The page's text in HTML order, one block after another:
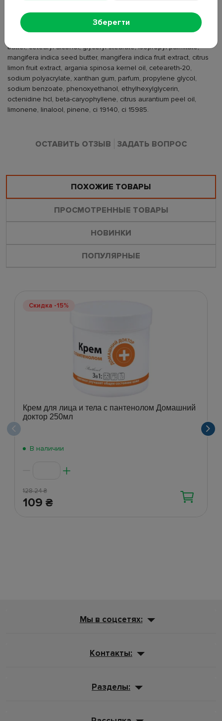
Страна производства: Украина;
butter, cetearyl alcohol, glyceryl stearate, isopropyl palmitate,
mangifera indica seed butter, mangifera indica fruit extract, citrus
limon fruit extract, argania spinosa kernel oil, ceteareth-20,
sodium polyacrylate, xanthan gum, parfum, propylene glycol,
sodium benzoate, phenoxyethanol, ethylhexylglycerin,
octenidine hcl, beta-caryophyllene, citrus aurantium peel oil,
limonene, linalool, pinene, ci 19140, ci 15985.
ОСТАВИТЬ ОТЗЫВ ЗАДАТЬ ВОПРОС
ПОХОЖИЕ ТОВАРЫ
ПРОСМОТРЕННЫЕ ТОВАРЫ
НОВИНКИ
ПОПУЛЯРНЫЕ
Скидка -15%
Крем для лица и тела с пантенолом Домашний
доктор 250мл
В наличии
128.24₴
109 ₴
Зберегти
Мы в соцсетях:
Контакты:
Разделы: